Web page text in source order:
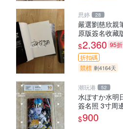
思婷 28
嚴選劉慈欣親
原版簽名收藏
真品 收藏推薦
電影原著珍藏
$2,360 95折
折扣碼
競標 剩4164天
潮玩港 52
水ぽすか水明
簽名照 3寸周
ーランド 周邊
手會簽名周邊
$900